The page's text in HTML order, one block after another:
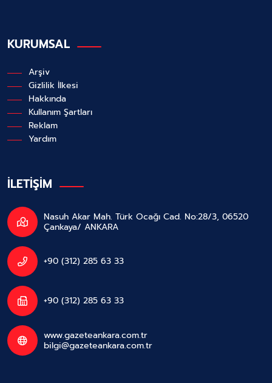
KURUMSAL
Arşiv
Gizlilik İlkesi
Hakkında
Kullanım Şartları
Reklam
Yardım
İLETİŞİM
Nasuh Akar Mah. Türk Ocağı Cad. No:28/3, 06520
Çankaya/ ANKARA
+90 (312) 285 63 33
+90 (312) 285 63 33
www.gazeteankara.com.tr
bilgi@gazeteankara.com.tr